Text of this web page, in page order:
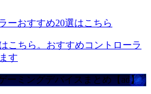
ーおすすめ20選はこちら
こちら。おすすめコントローラ
す
ーミングデバイスまとめ【ad】